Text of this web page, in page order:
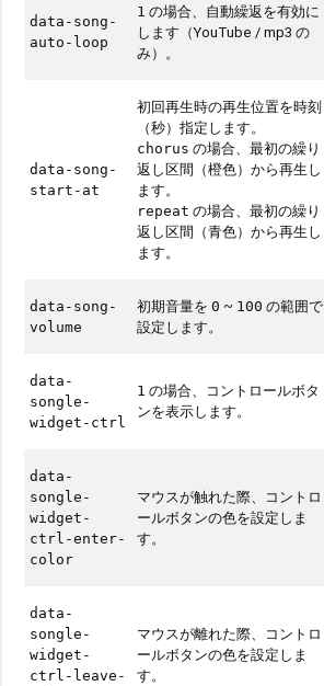
data-song-
auto-loop
1 の場合、自動繰返を有効に
します（YouTube / mp3 の
み）。
data-song-
start-at
初回再生時の再生位置を時刻
（秒）指定します。
chorus の場合、最初の繰り
返し区間（橙色）から再生し
ます。
repeat の場合、最初の繰り
返し区間（青色）から再生し
ます。
data-song-
volume
初期音量を0 ~ 100 の範囲で
設定します。
data-
songle-
widget-ctrl
1 の場合、コントロールボタ
ンを表示します。
data-
songle-
widget-
ctrl-enter-
color
マウスが触れた際、コントロ
ールボタンの色を設定しま
す。
data-
songle-
widget-
ctrl-leave-
マウスが離れた際、コントロ
ールボタンの色を設定しま
す。